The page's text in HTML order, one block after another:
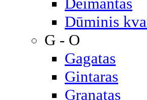
Dūminis
G - O
Gagatas
Gintaras
Granatas